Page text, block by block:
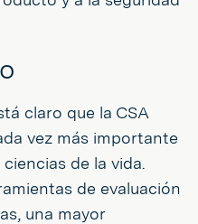
claro que la CSA
vez más importante
de la vida.
de evaluación
una mayor